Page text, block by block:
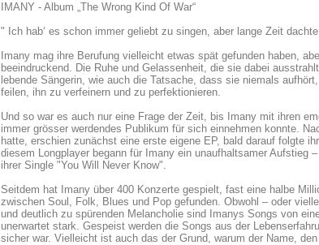
IMANY - Album „The Wrong Kind Of War“
" Ich hab‘ es schon immer geliebt zu singen, aber lange Zeit
Imany mag ihre Berufung vielleicht etwas spät gefunden haben,
beeindruckend. Die Ruhe und Gelassenheit, die sie dabei
lebende Sängerin, wie auch die Tatsache, dass sie niemals
feilen, ihn zu verfeinern und zu perfektionieren.
Und so war es auch nur eine Frage der Zeit, bis Imany mit ihren
immer grösser werdendes Publikum für sich einnehmen konnte.
hatte, erschien zunächst eine erste eigene EP, bald darauf folgte
diesem Longplayer begann für Imany ein unaufhaltsamer Aufstieg
ihrer Single "You Will Never Know".
Seitdem hat Imany über 400 Konzerte gespielt, fast eine halbe
zwischen Soul, Folk, Blues und Pop gefunden. Obwohl – oder
und deutlich zu spürenden Melancholie sind Imanys Songs von
unerwartet stark. Gespeist werden die Songs aus der
sicher war. Vielleicht ist auch das der Grund, warum der Name,